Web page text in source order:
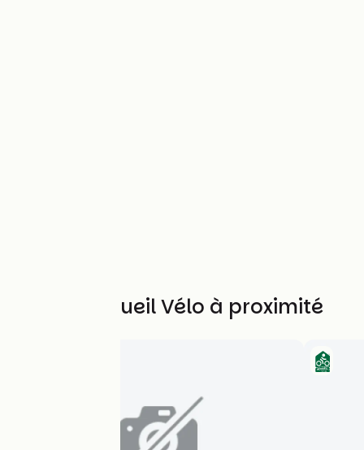
Autres Accueil Vélo à proximité